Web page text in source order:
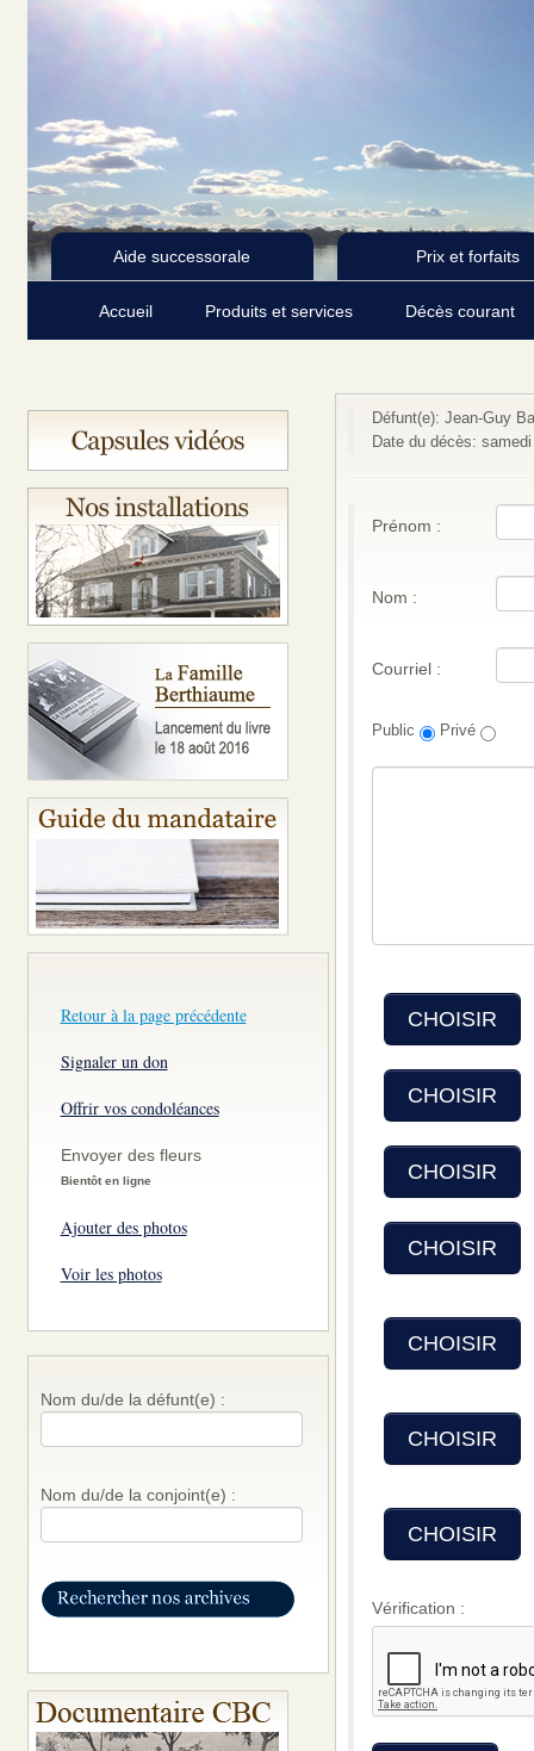
Aide successorale Prix et forfaits
Accueil Produits et services Décès courant
Retour à la page précédente
Signaler un don
Offrir vos condoléances
Envoyer des fleurs
Bientôt en ligne
Ajouter des photos
Voir les photos
Nom du/de la défunt(e) :
Nom du/de la conjoint(e) :
Défunt(e): Jean-Guy
Date du décès:
Prénom :
Nom :
Courriel :
Public Privé
CHOISIR
CHOISIR
CHOISIR
CHOISIR
CHOISIR
CHOISIR
CHOISIR
Vérification :